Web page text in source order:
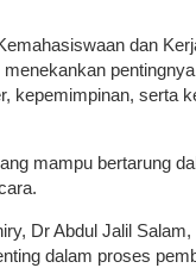
dan
kepemimpinan, serta
mampu bertarung
Dr Abdul Jalil
dalam proses